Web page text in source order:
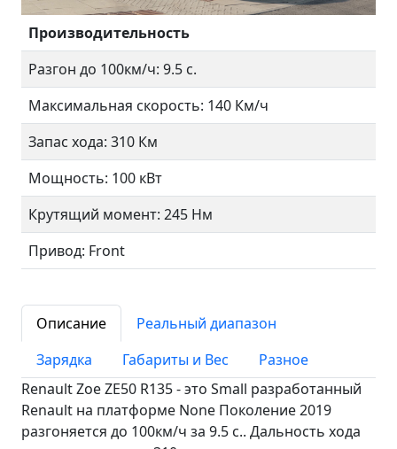
Производительность
Разгон до 100км/ч: 9.5 с.
Максимальная скорость: 140 Км/ч
Запас хода: 310 Км
Мощность: 100 кВт
Крутящий момент: 245 Нм
Привод: Front
Описание
Реальный диапазон
Зарядка
Габариты и Вес
Разное
Renault Zoe ZE50 R135 - это Small разработанный
Renault на платформе None Поколение 2019
разгоняется до 100км/ч за 9.5 c.. Дальность хода